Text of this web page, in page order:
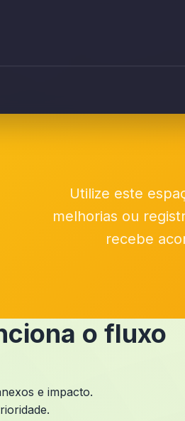
Utilize este
melhorias ou
recebe
o fluxo
e impacto.